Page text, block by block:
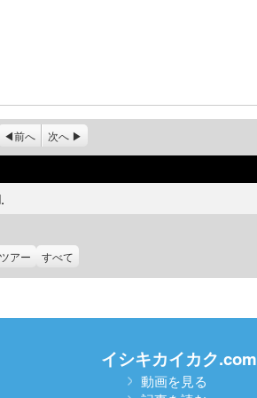
前へ 次へ
アー すべて
イシキカイカク.com
動画を見る